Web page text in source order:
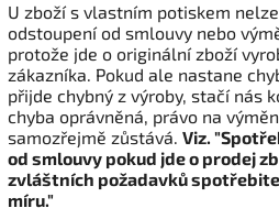
U zboží s vlastním potiskem
odstoupení od smlouvy nebo
protože jde o originální zboží
zákazníka. Pokud ale nastane
přijde chybný z výroby, stačí nás
chyba oprávněná, právo na
samozřejmě zůstává. Viz.
od smlouvy pokud jde o prodej
zvláštních požadavků
míru."